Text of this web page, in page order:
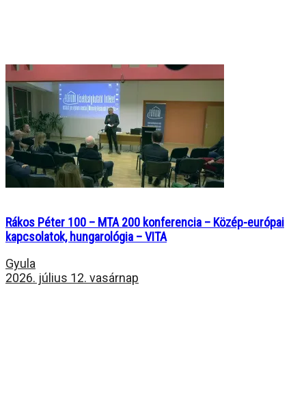
Rákos Péter 100 – MTA 200 konferencia – Közép-európai
kapcsolatok, hungarológia – VITA
Gyula
2026. július 12. vasárnap